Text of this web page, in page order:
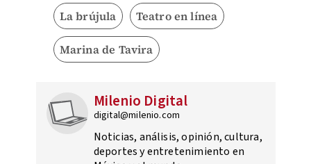
La brújula Teatro en línea
Marina de Tavira
Milenio Digital
digital@milenio.com
Noticias, análisis, opinión, cultura,
deportes y entretenimiento en